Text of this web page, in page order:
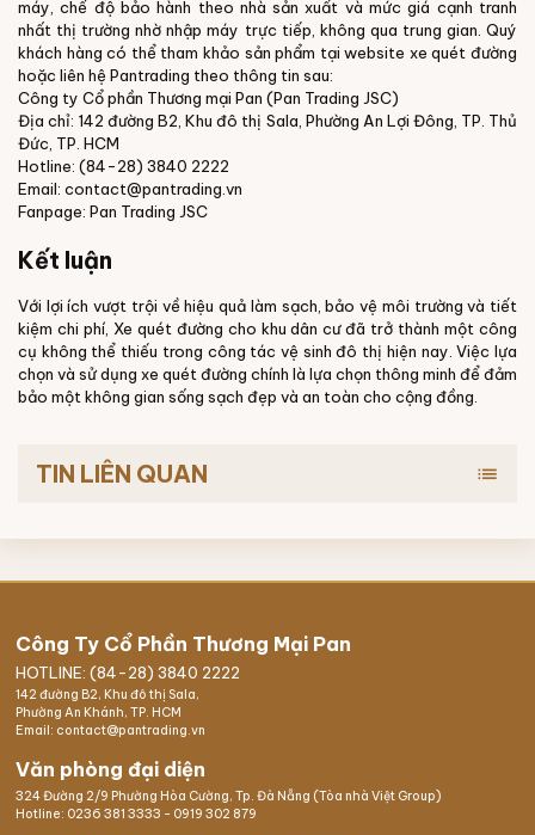
máy, chế độ bảo hành theo nhà sản xuất và mức giá cạnh tranh
nhất thị trường nhờ nhập máy trực tiếp, không qua trung gian. Quý
khách hàng có thể tham khảo sản phẩm tại website xe quét đường
hoặc liên hệ Pantrading theo thông tin sau:
Công ty Cổ phần Thương mại Pan (Pan Trading JSC)
Địa chỉ: 142 đường B2, Khu đô thị Sala, Phường An Lợi Đông, TP. Thủ
Đức, TP. HCM
Hotline: (84-28) 3840 2222
Email: contact@pantrading.vn
Fanpage: Pan Trading JSC
Kết luận
Với lợi ích vượt trội về hiệu quả làm sạch, bảo vệ môi trường và tiết
kiệm chi phí, Xe quét đường cho khu dân cư đã trở thành một công
cụ không thể thiếu trong công tác vệ sinh đô thị hiện nay. Việc lựa
chọn và sử dụng xe quét đường chính là lựa chọn thông minh để đảm
bảo một không gian sống sạch đẹp và an toàn cho cộng đồng.
TIN LIÊN QUAN list
Công Ty Cổ Phần Thương Mại Pan
HOTLINE: (84-28) 3840 2222
142 đường B2, Khu đô thị Sala,
Phường An Khánh, TP. HCM
Email: contact@pantrading.vn
Văn phòng đại diện
324 Đường 2/9 Phường Hòa Cường, Tp. Đà Nẵng (Tòa nhà Việt Group)
Hotline: 0236 381 3333 - 0919 302 879